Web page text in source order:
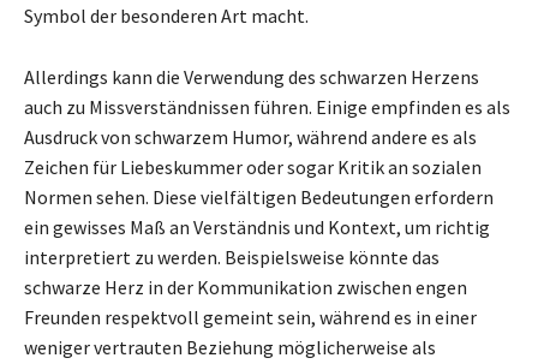
Symbol der besonderen Art macht.
Allerdings kann die Verwendung des schwarzen Herzens
auch zu Missverständnissen führen. Einige empfinden es als
Ausdruck von schwarzem Humor, während andere es als
Zeichen für Liebeskummer oder sogar Kritik an sozialen
Normen sehen. Diese vielfältigen Bedeutungen erfordern
ein gewisses Maß an Verständnis und Kontext, um richtig
interpretiert zu werden. Beispielsweise könnte das
schwarze Herz in der Kommunikation zwischen engen
Freunden respektvoll gemeint sein, während es in einer
weniger vertrauten Beziehung möglicherweise als